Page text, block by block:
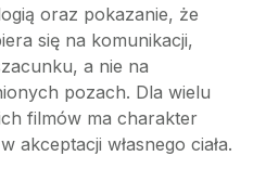
oraz pokazanie, że
się na komunikacji,
a nie na
pozach. Dla wielu
filmów ma charakter
akceptacji własnego ciała.